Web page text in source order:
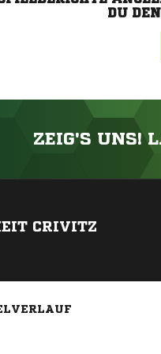
DU
ZEIG'S UNS!
CRIVITZ